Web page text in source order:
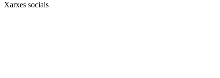
Xarxes socials